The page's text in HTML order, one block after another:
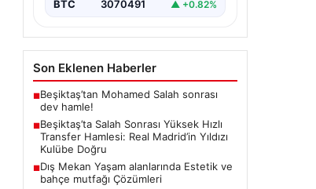
BTC 3070491 ▲ +0.82%
Son Eklenen Haberler
■Beşiktaş’tan Mohamed Salah sonrası
dev hamle!
■Beşiktaş’ta Salah Sonrası Yüksek Hızlı
Transfer Hamlesi: Real Madrid’in Yıldızı
Kulübe Doğru
■Dış Mekan Yaşam alanlarında Estetik ve
bahçe mutfağı Çözümleri